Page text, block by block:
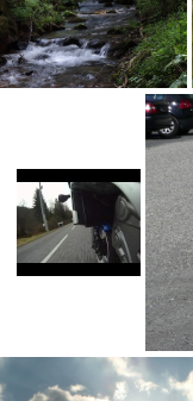
DSC03246